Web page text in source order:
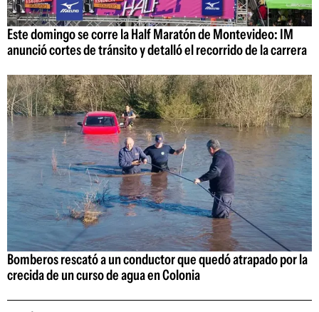
Este domingo se corre la Half Maratón de Montevideo: IM
anunció cortes de tránsito y detalló el recorrido de la carrera
Bomberos rescató a un conductor que quedó atrapado por la
crecida de un curso de agua en Colonia